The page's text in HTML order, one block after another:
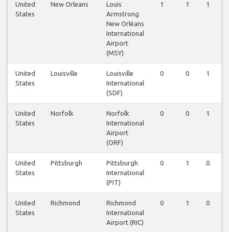
United
States
New Orleans
Louis
Armstrong
New Orléans
International
Airport
(MSY)
1 1 1
United
States
Louisville
Louisville
International
(SDF)
0 0 1
United
States
Norfolk
Norfolk
International
Airport
(ORF)
0 0 1
United
States
Pittsburgh
Pittsburgh
International
(PIT)
0 1 0
United
States
Richmond
Richmond
International
Airport (RIC)
0 1 0